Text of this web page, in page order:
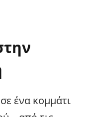
ένα κομμάτι